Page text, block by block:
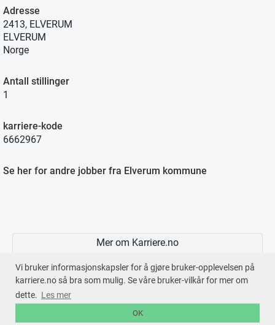
Vi bruker informasjonskapsler for å gjøre bruker-opplevelsen på
karriere.no så bra som mulig. Se våre bruker-vilkår for mer om
dette. Les mer
OK
Adresse
2413, ELVERUM
ELVERUM
Norge
Antall stillinger
1
karriere-kode
6662967
Se her for andre jobber fra Elverum kommune
Mer om Karriere.no
Karriere.no